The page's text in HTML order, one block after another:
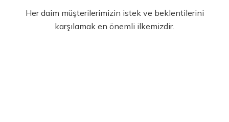
Her daim müşterilerimizin istek ve beklentilerini
karşılamak en önemli ilkemizdir.